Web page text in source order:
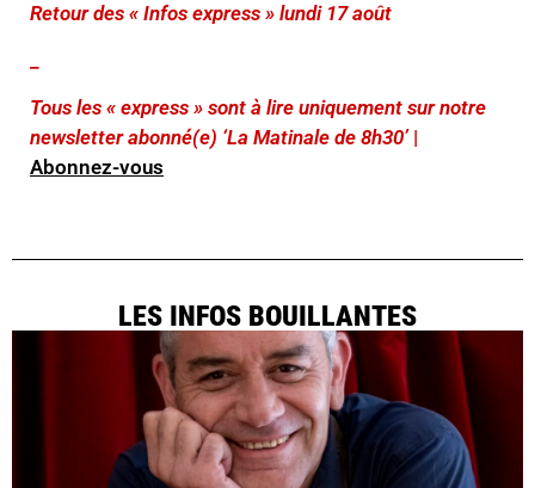
Retour des « Infos express » lundi 17 août
Tous les « express » sont à lire uniquement sur notre
newsletter abonné(e) ‘La Matinale de 8h30’ |
Abonnez-vous
LES INFOS BOUILLANTES